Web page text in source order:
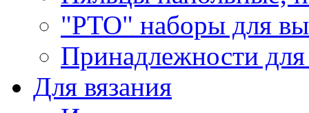
"РТО" наборы для
Принадлежности
Для вязания